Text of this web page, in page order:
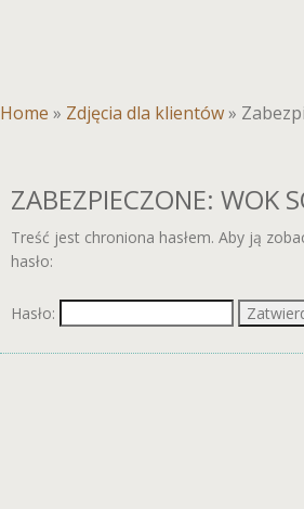
Home » Zdjęcia dla klientów»
ZABEZPIECZONE: WOK
Treść jest chroniona hasłem. Aby ją
hasło:
Hasło: